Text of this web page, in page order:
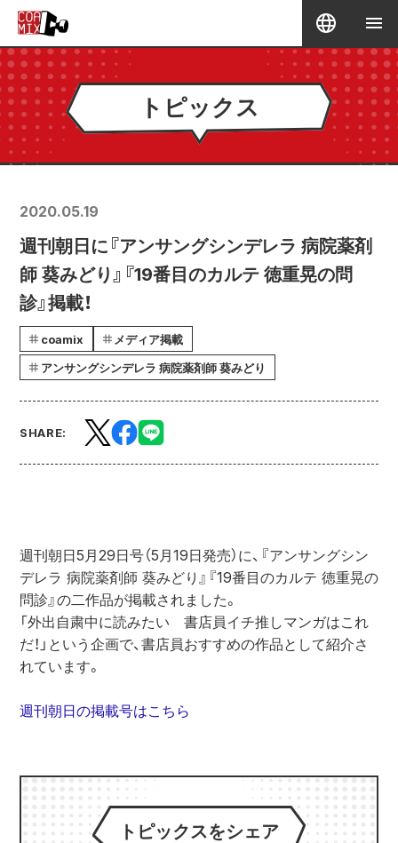
トピックス
2020.05.19
週刊朝日に『アンサングシンデレラ 病院薬剤
師 葵みどり』『19番目のカルテ 徳重晃の問
診』掲載！
coamix
メディア掲載
アンサングシンデレラ 病院薬剤師 葵みどり
SHARE:
週刊朝日5月29日号（5月19日発売）に、『アンサングシン
デレラ 病院薬剤師 葵みどり』『19番目のカルテ 徳重晃の
問診』の二作品が掲載されました。
「外出自粛中に読みたい　書店員イチ推しマンガはこれ
だ！」という企画で、書店員おすすめの作品として紹介さ
れています。
週刊朝日の掲載号はこちら
トピックスをシェア